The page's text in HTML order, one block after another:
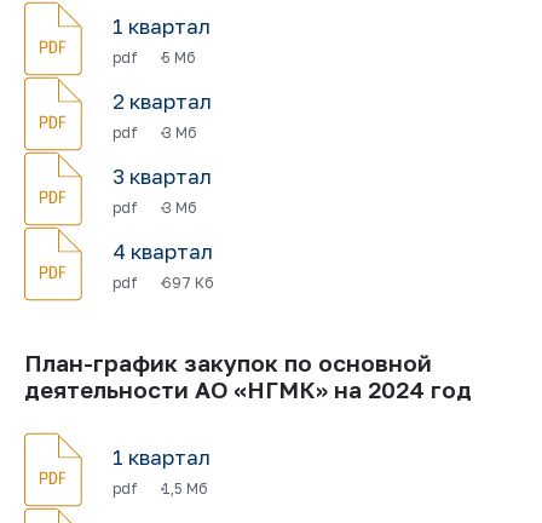
1 квартал
pdf 5 Мб
2 квартал
pdf 3 Mб
3 квартал
pdf 3 Mб
4 квартал
pdf 697 Кб
План-график закупок по основной
деятельности АО «НГМК» на 2024 год
1 квартал
pdf 1,5 Мб